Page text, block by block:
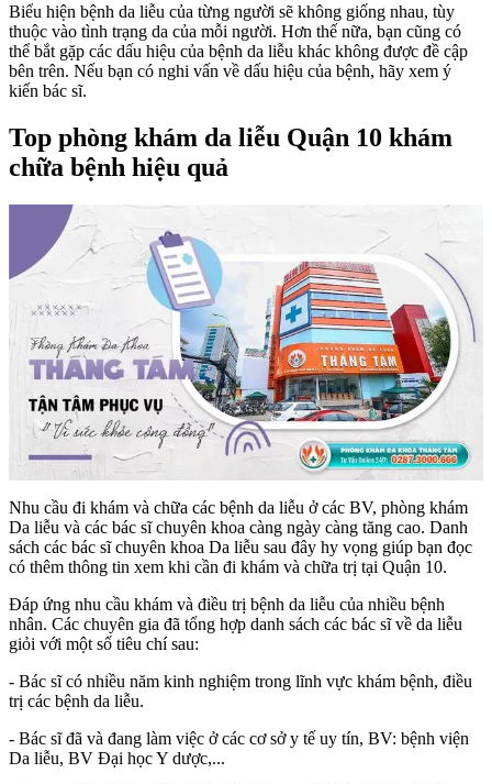
Biểu hiện bệnh da liễu của từng người sẽ không giống nhau, tùy
thuộc vào tình trạng da của mỗi người. Hơn thế nữa, bạn cũng có
thể bắt gặp các dấu hiệu của bệnh da liễu khác không được đề cập
bên trên. Nếu bạn có nghi vấn về dấu hiệu của bệnh, hãy xem ý
kiến bác sĩ.
Top phòng khám da liễu Quận 10 khám
chữa bệnh hiệu quả
Nhu cầu đi khám và chữa các bệnh da liễu ở các BV, phòng khám
Da liễu và các bác sĩ chuyên khoa càng ngày càng tăng cao. Danh
sách các bác sĩ chuyên khoa Da liễu sau đây hy vọng giúp bạn đọc
có thêm thông tin xem khi cần đi khám và chữa trị tại Quận 10.
Đáp ứng nhu cầu khám và điều trị bệnh da liễu của nhiều bệnh
nhân. Các chuyên gia đã tổng hợp danh sách các bác sĩ về da liễu
giỏi với một số tiêu chí sau:
- Bác sĩ có nhiều năm kinh nghiệm trong lĩnh vực khám bệnh, điều
trị các bệnh da liễu.
- Bác sĩ đã và đang làm việc ở các cơ sở y tế uy tín, BV: bệnh viện
Da liễu, BV Đại học Y dược,...